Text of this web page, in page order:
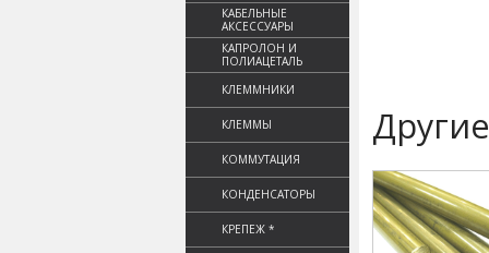
КАБЕЛЬНЫЕ
АКСЕССУАРЫ
КАПРОЛОН И
ПОЛИАЦЕТАЛЬ
КЛЕММНИКИ
КЛЕММЫ
КОММУТАЦИЯ
КОНДЕНСАТОРЫ
КРЕПЕЖ *